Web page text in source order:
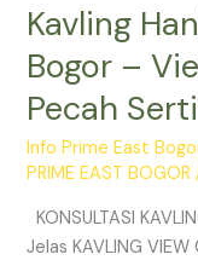
Kavling
Bogor –
Pecah
Info Prime East
PRIME EAST BOGOR
KONSULTASI
Jelas KAVLING VIEW